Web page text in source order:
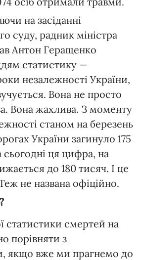
на засіданні
суду, радник міністра
Антон Геращенко
статистику —
незалежності України,
Вона не просто
Вона жахлива. З моменту
станом на березень
України загинуло 175
сьогодні ця цифра, на
до 180 тисяч. І це
не названа офіційно.
статистики смертей на
порівняти з
якщо вже ми прагнемо до